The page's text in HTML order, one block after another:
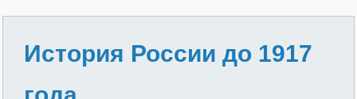
История России до 1917